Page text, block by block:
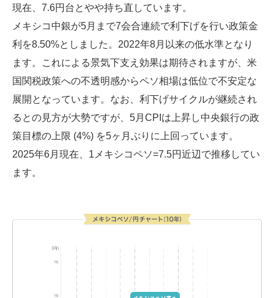
現在、7.6円台とやや持ち直しています。
メキシコ中銀が5月まで7会合連続で利下げを行い政策金
利を8.50%としました。2022年8月以来の低水準となり
ます。これによる景気下支え効果は期待されますが、米
国関税政策への不透明感からペソ相場は低位で不安定な
展開となっています。なお、利下げサイクルが継続され
るとの見方が大勢ですが、5月CPIは上昇し中央銀行の政
策目標の上限 (4%) を5ヶ月ぶりに上回っています。
2025年6月現在、1メキシコペソ=7.5円近辺で推移してい
ます。